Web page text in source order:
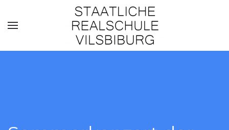
Skip to main content